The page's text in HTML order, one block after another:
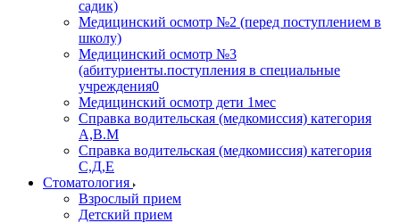
садик)
Медицинский осмотр №2 (перед поступлением в
школу)
Медицинский осмотр №3
(абитуриенты.поступления в специальные
учреждения0
Медицинский осмотр дети 1мес
Справка водительская (медкомиссия) категория
А,В.М
Справка водительская (медкомиссия) категория
С,Д,Е
Стоматология
Взрослый прием
Детский прием